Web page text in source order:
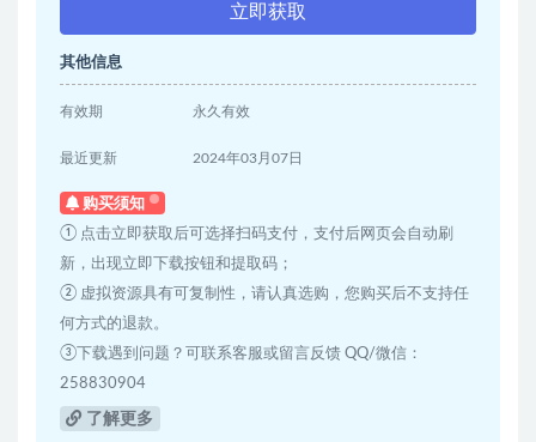
立即获取
其他信息
有效期 永久有效
最近更新 2024年03月07日
购买须知
① 点击立即获取后可选择扫码支付，支付后网页会自动刷
新，出现立即下载按钮和提取码；
② 虚拟资源具有可复制性，请认真选购，您购买后不支持任
何方式的退款。
③下载遇到问题？可联系客服或留言反馈 QQ/微信：
258830904
了解更多